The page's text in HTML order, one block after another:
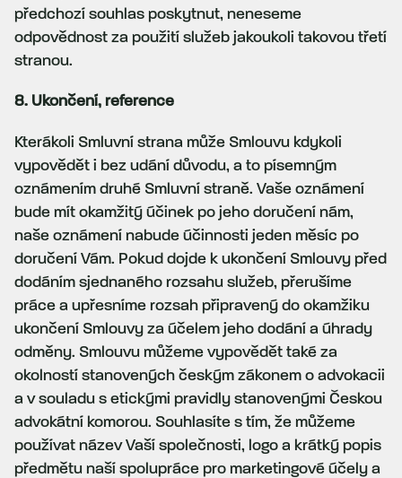
předchozí souhlas poskytnut, neneseme
odpovědnost za použití služeb jakoukoli takovou třetí
stranou.
8. Ukončení, reference
Kterákoli Smluvní strana může Smlouvu kdykoli
vypovědět i bez udání důvodu, a to písemným
oznámením druhé Smluvní straně. Vaše oznámení
bude mít okamžitý účinek po jeho doručení nám,
naše oznámení nabude účinnosti jeden měsíc po
doručení Vám. Pokud dojde k ukončení Smlouvy před
dodáním sjednaného rozsahu služeb, přerušíme
práce a upřesníme rozsah připravený do okamžiku
ukončení Smlouvy za účelem jeho dodání a úhrady
odměny. Smlouvu můžeme vypovědět také za
okolností stanovených českým zákonem o advokacii
a v souladu s etickými pravidly stanovenými Českou
advokátní komorou. Souhlasíte s tím, že můžeme
používat název Vaší společnosti, logo a krátký popis
předmětu naší spolupráce pro marketingové účely a